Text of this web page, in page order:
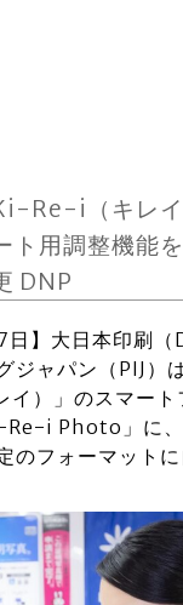
Re-i（キレ
ト用調整機能
DNP
日】大日本印刷
ジャパン（PIJ）
）」のスマート
Re-i Photo」に、
のフォーマット